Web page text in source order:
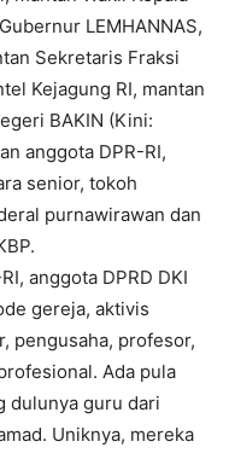
LEMHANNAS,
Sekretaris Fraksi
Kejagung RI, mantan
BAKIN (Kini:
anggota DPR-RI,
senior, tokoh
purnawirawan dan
anggota DPRD DKI
gereja, aktivis
pengusaha, profesor,
Ada pula
dulunya guru dari
Uniknya, mereka